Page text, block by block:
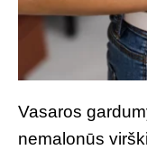
Vasaros
nemalonūs